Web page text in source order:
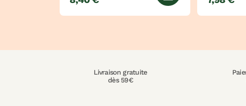
Livraison gratuite
dès 59€